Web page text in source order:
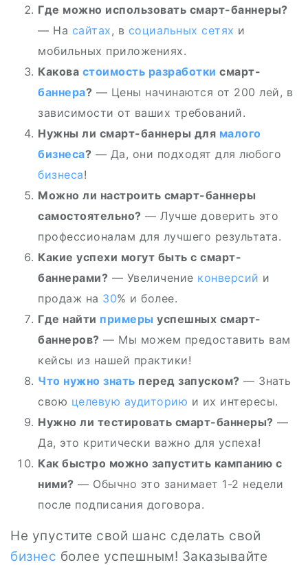
Где можно использовать смарт-баннеры?
— На сайтах, в социальных сетях и
мобильных приложениях.
Какова стоимость разработки смарт-
баннера? — Цены начинаются от 200 лей, в
зависимости от ваших требований.
Нужны ли смарт-баннеры для малого
бизнеса? — Да, они подходят для любого
бизнеса!
Можно ли настроить смарт-баннеры
самостоятельно? — Лучше доверить это
профессионалам для лучшего результата.
Какие успехи могут быть с смарт-
баннерами? — Увеличение конверсий и
продаж на 30% и более.
Где найти примеры успешных смарт-
баннеров? — Мы можем предоставить вам
кейсы из нашей практики!
Что нужно знать перед запуском? — Знать
свою целевую аудиторию и их интересы.
Нужно ли тестировать смарт-баннеры? —
Да, это критически важно для успеха!
Как быстро можно запустить кампанию с
ними? — Обычно это занимает 1-2 недели
после подписания договора.
Не упустите свой шанс сделать свой
бизнес более успешным! Заказывайте